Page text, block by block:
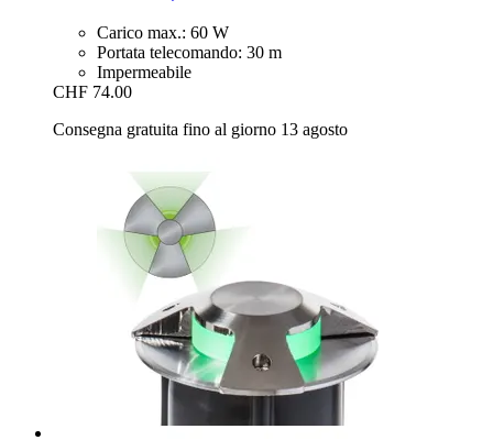
Carico max.: 60 W
Portata telecomando: 30 m
Impermeabile
CHF 74.00
Consegna gratuita fino al giorno 13 agosto